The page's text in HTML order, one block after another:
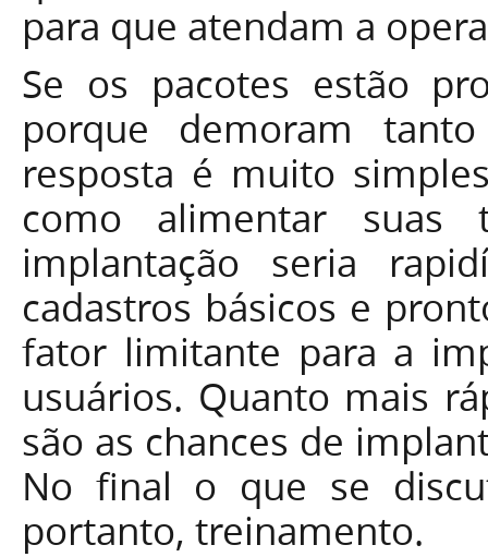
para que atendam a
Se os pacotes estão
porque demoram
resposta é muito
como alimentar
implantação seria
cadastros básicos e
fator limitante para a
usuários. Quanto mais
são as chances de
No final o que se
portanto, treinamento.